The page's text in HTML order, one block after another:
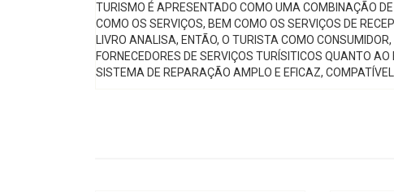
TURISMO É APRESENTADO COMO UMA COMBINAÇÃO
COMO OS SERVIÇOS, BEM COMO OS SERVIÇOS DE
LIVRO ANALISA, ENTÃO, O TURISTA COMO
FORNECEDORES DE SERVIÇOS TURÍSITICOS QUANTO
SISTEMA DE REPARAÇÃO AMPLO E EFICAZ,